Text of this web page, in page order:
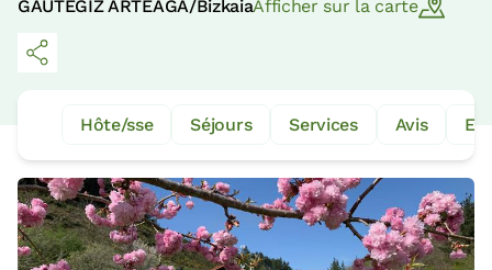
GAUTEGIZ ARTEAGA/BizkaiaAfficher sur la carte
Hôte/sse Séjours Services Avis